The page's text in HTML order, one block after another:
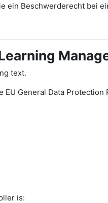
ein Beschwerderecht bei
text.
General Data
is: